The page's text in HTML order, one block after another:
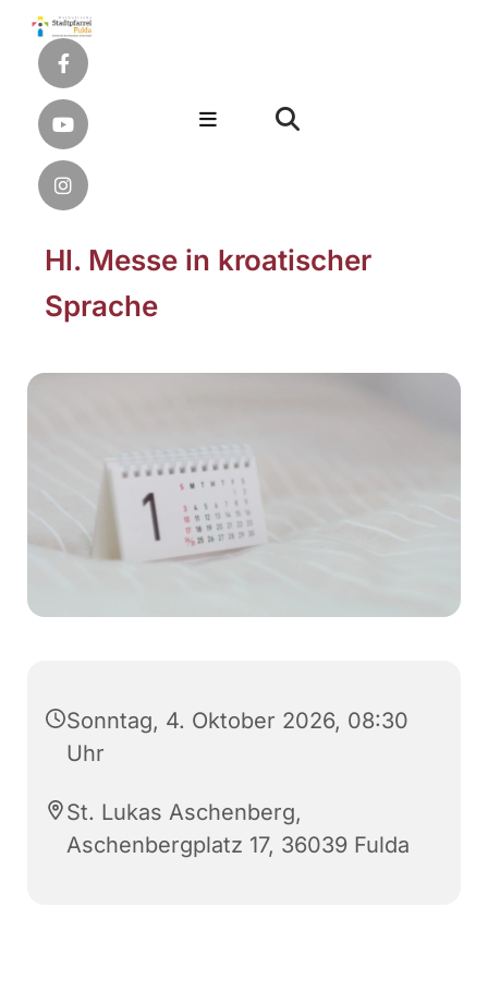
Hl. Messe in kroatischer
Sprache
Sonntag, 4. Oktober 2026, 08:30
Uhr
St. Lukas Aschenberg,
Aschenbergplatz 17, 36039 Fulda